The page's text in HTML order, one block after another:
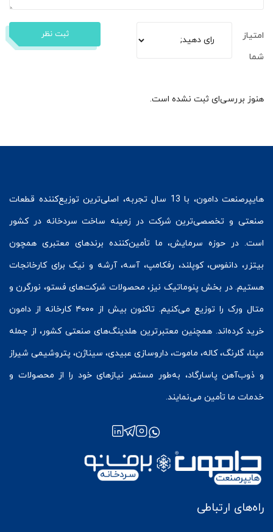
امتیاز
شما
ثبت نظر
هنوز بررسی‌ای ثبت نشده است.
هایپرصنعت
دامون، با 13 سال تجربه، اصلی‌ترین توزیع‌کننده قطعات
صنعتی و تخصصی‌ترین شرکت در زمینه ساخت سردخانه در کشور
است. در حوزه سرمایش، ما تأمین‌کننده برندهای معتبری همچون
بیتزر، دانفوس،کوپلند، رفکامپ، آسه، آرشه و نیک برای کارخانجات
هستیم. در بخش پنوماتیک نیز، محصولات شرکت‌های فستو، نورگرن و
متال ورک
را توزیع می‌کنیم. تاکنون بیش از ۴۰۰۰ کارخانه از دامون
خرید کرده‌اند. همچنین معتبرترین هلدینگ‌های صنعتی کشور، از جمله
مپنا، گلرنگ، کاله، ماموت، داروسازی عبیدی، سیناژن، پتروشیمی شیراز
و ذوب‌آهن پاسارگاد، به‌طور مستمر نیازهای خود را از محصولات و
خدمات ما تأمین می‌نمایند.
راه‌های ارتباطی